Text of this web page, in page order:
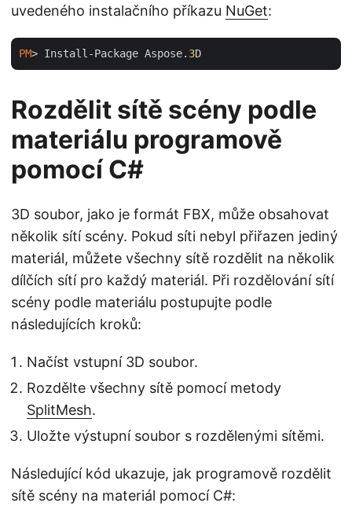
uvedeného instalačního příkazu NuGet:
PM> Install-Package Aspose. 3
Rozdělit sítě scény podle
materiálu programově
pomocí C#
3D soubor, jako je formát FBX, může obsahovat
několik sítí scény. Pokud síti nebyl přiřazen jediný
materiál, můžete všechny sítě rozdělit na několik
dílčích sítí pro každý materiál. Při rozdělování sítí
scény podle materiálu postupujte podle
následujících kroků:
Načíst vstupní 3D soubor.
Rozdělte všechny sítě pomocí metody
SplitMesh.
Uložte výstupní soubor s rozdělenými sítěmi.
Následující kód ukazuje, jak programově rozdělit
sítě scény na materiál pomocí C#: